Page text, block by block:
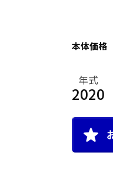
本体価格
年式
2020